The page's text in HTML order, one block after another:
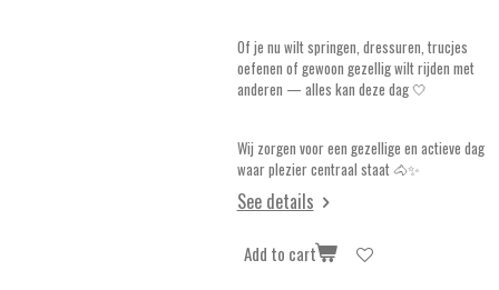
Of je nu wilt springen, dressuren, trucjes
oefenen of gewoon gezellig wilt rijden met
anderen — alles kan deze dag 🤍
Wij zorgen voor een gezellige en actieve dag
waar plezier centraal staat 🐴✨
See details
Add to cart